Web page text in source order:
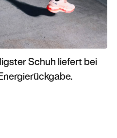
Schuh liefert bei